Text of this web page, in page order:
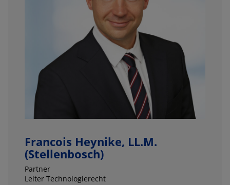
Francois Heynike, LL.M.
(Stellenbosch)
Partner
Leiter Technologierecht